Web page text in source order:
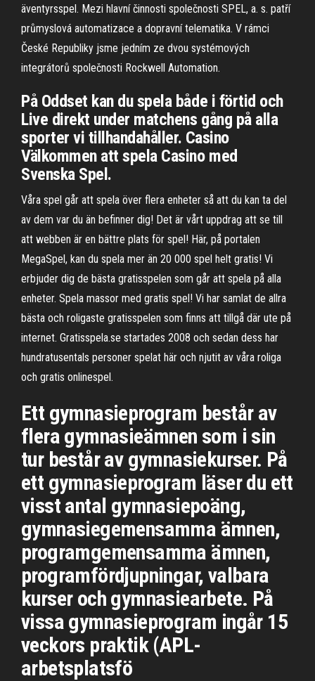
äventyrsspel. Mezi hlavní činnosti společnosti SPEL, a. s. patří
průmyslová automatizace a dopravní telematika. V rámci
České Republiky jsme jedním ze dvou systémových
integrátorů společnosti Rockwell Automation.
På Oddset kan du spela både i förtid och
Live direkt under matchens gång på alla
sporter vi tillhandahåller. Casino
Välkommen att spela Casino med
Svenska Spel.
Våra spel går att spela över flera enheter så att du kan ta del
av dem var du än befinner dig! Det är vårt uppdrag att se till
att webben är en bättre plats för spel! Här, på portalen
MegaSpel, kan du spela mer än 20 000 spel helt gratis! Vi
erbjuder dig de bästa gratisspelen som går att spela på alla
enheter. Spela massor med gratis spel! Vi har samlat de allra
bästa och roligaste gratisspelen som finns att tillgå där ute på
internet. Gratisspela.se startades 2008 och sedan dess har
hundratusentals personer spelat här och njutit av våra roliga
och gratis onlinespel.
Ett gymnasieprogram består av
flera gymnasieämnen som i sin
tur består av gymnasiekurser. På
ett gymnasieprogram läser du ett
visst antal gymnasiepoäng,
gymnasiegemensamma ämnen,
programgemensamma ämnen,
programfördjupningar, valbara
kurser och gymnasiearbete. På
vissa gymnasieprogram ingår 15
veckors praktik (APL-
arbetsplatsfö